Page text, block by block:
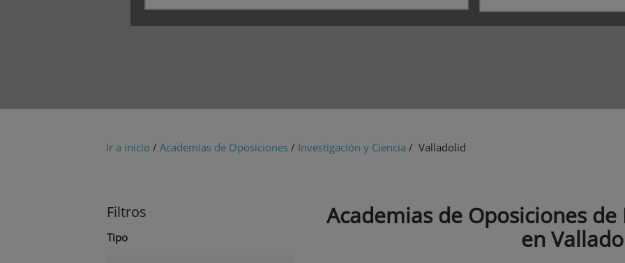
Ir a inicio / Academias de Oposiciones / Investigación y Ciencia / Valladolid
Filtros
Tipo
Academias de Oposiciones
en